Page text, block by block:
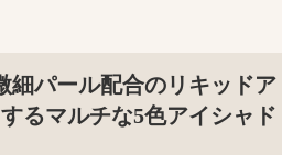
細パール配合のリキッドア
るマルチな5色アイシャド